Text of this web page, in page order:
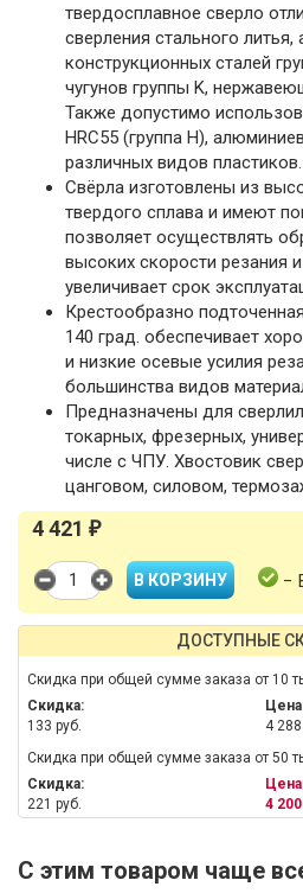
твердосплавное сверло
сверления стального литья,
конструкционных сталей
чугунов группы K,
Также допустимо
HRC55 (группа H),
различных видов пластиков.
Свёрла изготовлены из
твердого сплава и имеют
позволяет осуществлять
высоких скорости резания
увеличивает срок
Крестообразно
140 град. обеспечивает
и низкие осевые усилия
большинства видов
Предназначены для
токарных, фрезерных,
числе с ЧПУ. Хвостовик
цанговом, силовом,
4 421 ₽
−
ДОСТУПНЫЕ
Скидка при общей сумме заказа от 10
Скидка:
133 руб.
4
Скидка при общей сумме заказа от 50
Скидка:
221 руб.
4
С этим товаром чаще